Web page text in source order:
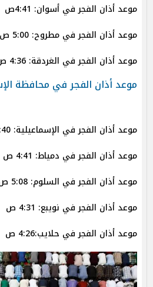
موعد أذان الفجر في أسوان: 4:41ص
موعد أذان الفجر في مطروح: 5:00 ص
موعد أذان الفجر في الغردقة: 4:36 ص
موعد أذان الفجر في محافظة
موعد أذان الفجر في الإسماعيلية: 4:40ص
موعد أذان الفجر في دمياط: 4:41 ص
موعد أذان الفجر في السلوم: 5:08 ص
موعد أذان الفجر في نويبع: 4:31 ص
موعد أذان الفجر في حلايب:4:26 ص